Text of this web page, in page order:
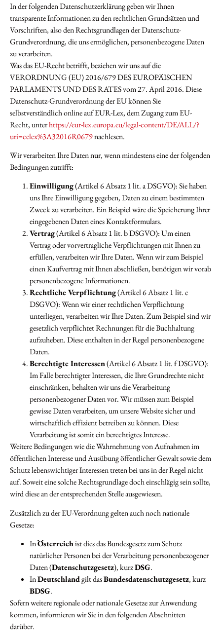
In der folgenden Datenschutzerklärung geben wir Ihnen
transparente Informationen zu den rechtlichen Grundsätzen und
Vorschriften, also den Rechtsgrundlagen der Datenschutz-
Grundverordnung, die uns ermöglichen, personenbezogene Daten
zu verarbeiten.
Was das EU-Recht betrifft, beziehen wir uns auf die
VERORDNUNG (EU) 2016/679 DES EUROPÄISCHEN
PARLAMENTS UND DES RATES vom 27. April 2016. Diese
Datenschutz-Grundverordnung der EU können Sie
selbstverständlich online auf EUR-Lex, dem Zugang zum EU-
Recht, unterhttps://eur-lex.europa.eu/legal-content/DE/ALL/?
uri=celex%3A32016R0679nachlesen.
Wir verarbeiten Ihre Daten nur, wenn mindestens eine der folgenden
Bedingungen zutrifft:
Einwilligung(Artikel 6 Absatz 1 lit. a DSGVO): Sie haben
uns Ihre Einwilligung gegeben, Daten zu einem bestimmten
Zweck zu verarbeiten. Ein Beispiel wäre die Speicherung Ihrer
eingegebenen Daten eines Kontaktformulars.
Vertrag(Artikel 6 Absatz 1 lit. b DSGVO): Um einen
Vertrag oder vorvertragliche Verpflichtungen mit Ihnen zu
erfüllen, verarbeiten wir Ihre Daten. Wenn wir zum Beispiel
einen Kaufvertrag mit Ihnen abschließen, benötigen wir vorab
personenbezogene Informationen.
Rechtliche Verpflichtung(Artikel 6 Absatz 1 lit. c
DSGVO): Wenn wir einer rechtlichen Verpflichtung
unterliegen, verarbeiten wir Ihre Daten. Zum Beispiel sind wir
gesetzlich verpflichtet Rechnungen für die Buchhaltung
aufzuheben. Diese enthalten in der Regel personenbezogene
Daten.
Berechtigte Interessen(Artikel 6 Absatz 1 lit. f DSGVO):
Im Falle berechtigter Interessen, die Ihre Grundrechte nicht
einschränken, behalten wir uns die Verarbeitung
personenbezogener Daten vor. Wir müssen zum Beispiel
gewisse Daten verarbeiten, um unsere Website sicher und
wirtschaftlich effizient betreiben zu können. Diese
Verarbeitung ist somit ein berechtigtes Interesse.
Weitere Bedingungen wie die Wahrnehmung von Aufnahmen im
öffentlichen Interesse und Ausübung öffentlicher Gewalt sowie dem
Schutz lebenswichtiger Interessen treten bei uns in der Regel nicht
auf. Soweit eine solche Rechtsgrundlage doch einschlägig sein sollte,
wird diese an der entsprechenden Stelle ausgewiesen.
Zusätzlich zu der EU-Verordnung gelten auch noch nationale
Gesetze:
InÖsterreichist dies das Bundesgesetz zum Schutz
natürlicher Personen bei der Verarbeitung personenbezogener
Daten (Datenschutzgesetz), kurzDSG.
InDeutschlandgilt dasBundesdatenschutzgesetz, kurz
BDSG.
Sofern weitere regionale oder nationale Gesetze zur Anwendung
kommen, informieren wir Sie in den folgenden Abschnitten
darüber.